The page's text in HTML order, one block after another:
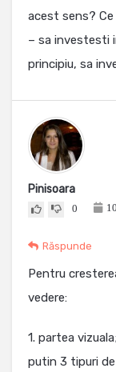
acest sens?
– sa investesti
principiu, sa
Pinisoara
0
Răspunde
Pentru
vedere:
1. partea
putin 3 tipuri